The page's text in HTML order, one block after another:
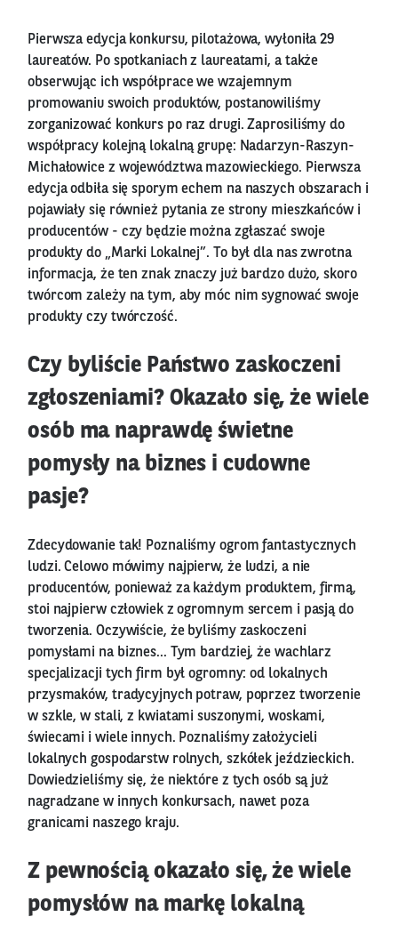
Pierwsza edycja konkursu, pilotażowa, wyłoniła 29
laureatów. Po spotkaniach z laureatami, a także
obserwując ich współprace we wzajemnym
promowaniu swoich produktów, postanowiliśmy
zorganizować konkurs po raz drugi. Zaprosiliśmy do
współpracy kolejną lokalną grupę: Nadarzyn-Raszyn-
Michałowice z województwa mazowieckiego. Pierwsza
edycja odbiła się sporym echem na naszych obszarach i
pojawiały się również pytania ze strony mieszkańców i
producentów - czy będzie można zgłaszać swoje
produkty do „Marki Lokalnej”. To był dla nas zwrotna
informacja, że ten znak znaczy już bardzo dużo, skoro
twórcom zależy na tym, aby móc nim sygnować swoje
produkty czy twórczość.
Czy byliście Państwo zaskoczeni
zgłoszeniami? Okazało się, że wiele
osób ma naprawdę świetne
pomysły na biznes i cudowne
pasje?
Zdecydowanie tak! Poznaliśmy ogrom fantastycznych
ludzi. Celowo mówimy najpierw, że ludzi, a nie
producentów, ponieważ za każdym produktem, firmą,
stoi najpierw człowiek z ogromnym sercem i pasją do
tworzenia. Oczywiście, że byliśmy zaskoczeni
pomysłami na biznes... Tym bardziej, że wachlarz
specjalizacji tych firm był ogromny: od lokalnych
przysmaków, tradycyjnych potraw, poprzez tworzenie
w szkle, w stali, z kwiatami suszonymi, woskami,
świecami i wiele innych. Poznaliśmy założycieli
lokalnych gospodarstw rolnych, szkółek jeździeckich.
Dowiedzieliśmy się, że niektóre z tych osób są już
nagradzane w innych konkursach, nawet poza
granicami naszego kraju.
Z pewnością okazało się, że wiele
pomysłów na markę lokalną